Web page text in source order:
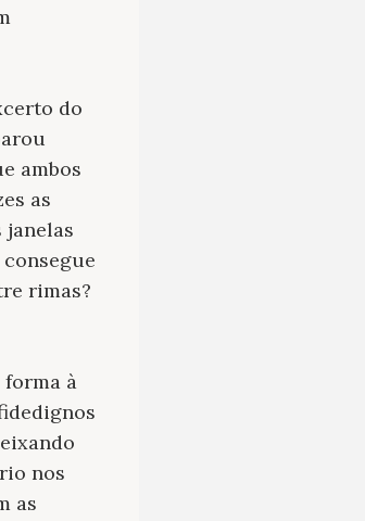
do
ambos
as
janelas
rimas?
à
nos
as